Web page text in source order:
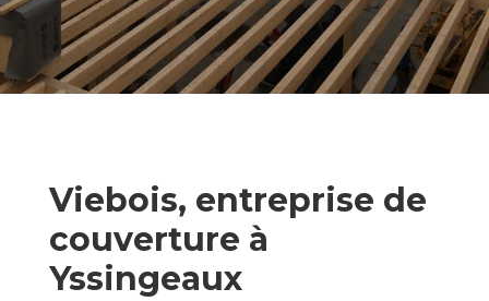
Viebois, entreprise de
couverture à
Yssingeaux